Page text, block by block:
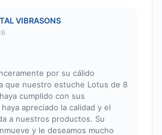
VIBRASONS
por su cálido
que nuestro estuche Lotus de 8
cumplido con sus
apreciado la calidad y el
a nuestros productos. Su
y le deseamos mucho